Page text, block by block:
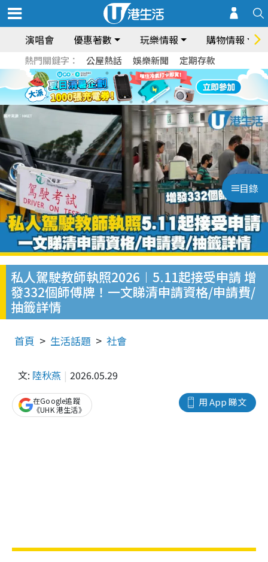
演唱會 優惠著數 玩樂情報 購物情報
熱門關鍵字： 公屋熱話 娛樂新聞 定期存款
目錄
私人駕駛教師執照2026︱5.11起接受申請 增
發332個師傅牌！一文睇清申請資格/申請費/
抽籤詳情
首頁 生活話題 社會
文: 陸秋燕 2026.05.29
用 App 睇文
在Google追蹤
《UHK 港生活》